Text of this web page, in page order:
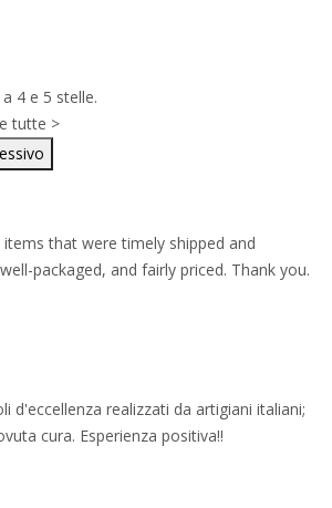
4 e 5 stelle.
tutte >
items that were timely shipped and
packaged, and fairly priced. Thank you.
d'eccellenza realizzati da artigiani italiani;
cura. Esperienza positiva!!